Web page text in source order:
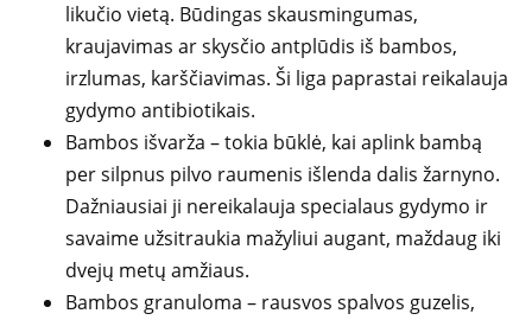
likučio vietą. Būdingas skausmingumas,
kraujavimas ar skysčio antplūdis iš bambos,
irzlumas, karščiavimas. Ši liga paprastai reikalauja
gydymo antibiotikais.
Bambos išvarža – tokia būklė, kai aplink bambą
per silpnus pilvo raumenis išlenda dalis žarnyno.
Dažniausiai ji nereikalauja specialaus gydymo ir
savaime užsitraukia mažyliui augant, maždaug iki
dvejų metų amžiaus.
Bambos granuloma – rausvos spalvos guzelis,